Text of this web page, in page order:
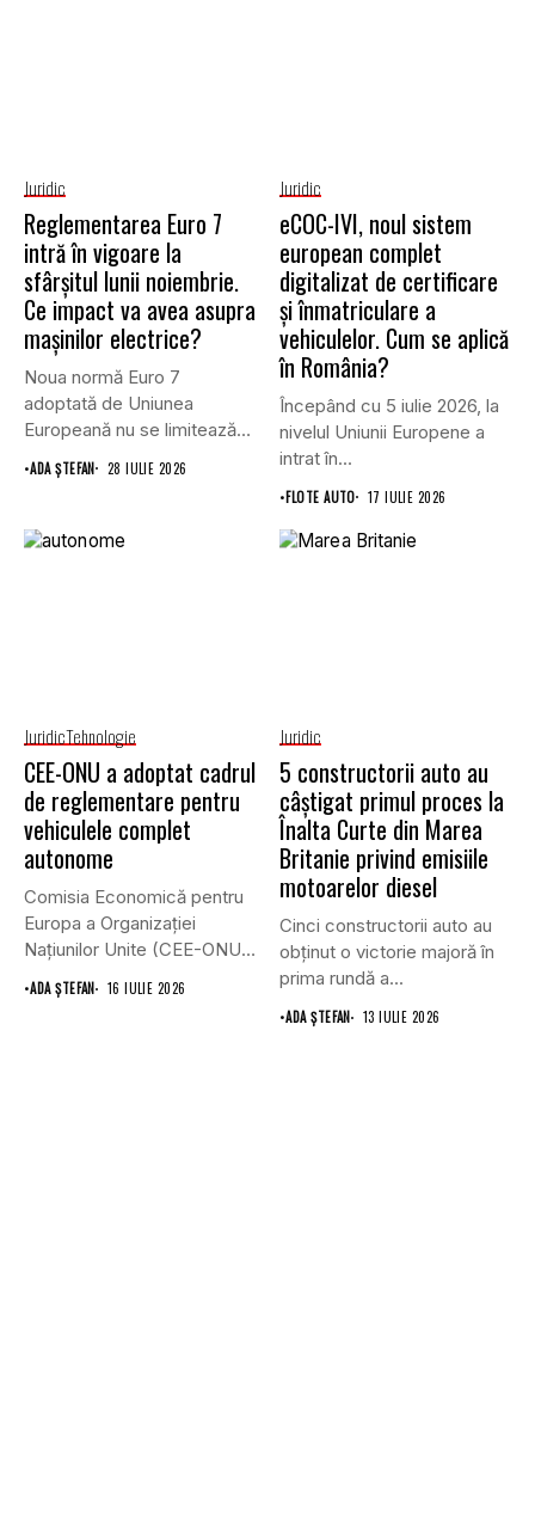
Juridic
Reglementarea Euro 7
intră în vigoare la
sfârșitul lunii noiembrie.
Ce impact va avea asupra
mașinilor electrice?
Noua normă Euro 7
adoptată de Uniunea
Europeană nu se limitează
doar...
•ADA ȘTEFAN 28 IULIE 2026
Juridic
eCOC-IVI, noul sistem
european complet
digitalizat de certificare
și înmatriculare a
vehiculelor. Cum se aplică
în România?
Începând cu 5 iulie 2026, la
nivelul Uniunii Europene a
intrat în...
•FLOTE AUTO 17 IULIE 2026
JuridicTehnologie
CEE-ONU a adoptat cadrul
de reglementare pentru
vehiculele complet
autonome
Comisia Economică pentru
Europa a Organizației
Națiunilor Unite (CEE-ONU)
a adoptat primul...
•ADA ȘTEFAN 16 IULIE 2026
Juridic
5 constructorii auto au
câștigat primul proces la
Înalta Curte din Marea
Britanie privind emisiile
motoarelor diesel
Cinci constructorii auto au
obținut o victorie majoră în
prima rundă a...
•ADA ȘTEFAN 13 IULIE 2026